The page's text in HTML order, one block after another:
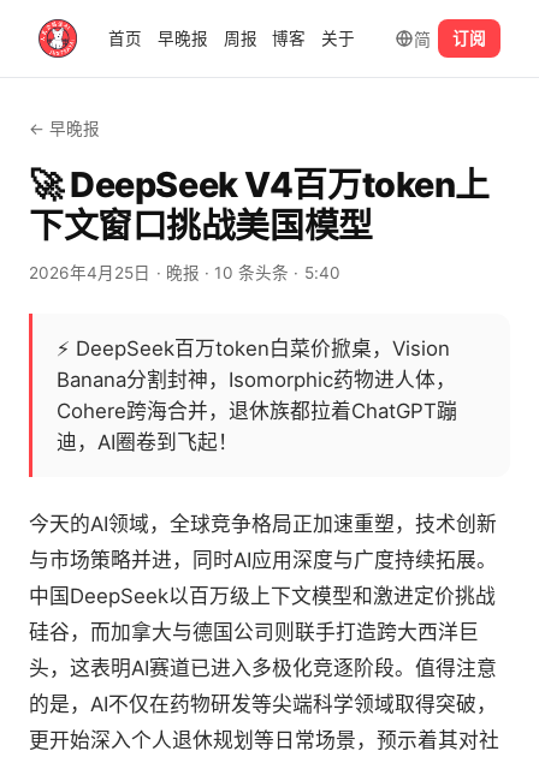
首页 早晚报 周报 博客 关于 简 订阅
← 早晚报
🚀 DeepSeek V4百万token上
下文窗口挑战美国模型
2026年4月25日 · 晚报 · 10 条头条 · 5:40
⚡ DeepSeek百万token白菜价掀桌，Vision
Banana分割封神，Isomorphic药物进人体，
Cohere跨海合并，退休族都拉着ChatGPT蹦
迪，AI圈卷到飞起！
今天的AI领域，全球竞争格局正加速重塑，技术创新
与市场策略并进，同时AI应用深度与广度持续拓展。
中国DeepSeek以百万级上下文模型和激进定价挑战
硅谷，而加拿大与德国公司则联手打造跨大西洋巨
头，这表明AI赛道已进入多极化竞逐阶段。值得注意
的是，AI不仅在药物研发等尖端科学领域取得突破，
更开始深入个人退休规划等日常场景，预示着其对社